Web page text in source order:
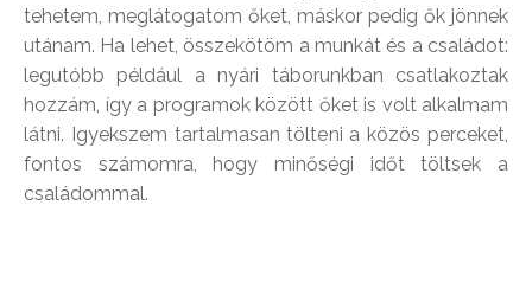
tehetem, meglátogatom őket, máskor pedig ők jönnek
utánam. Ha lehet, összekötöm a munkát és a családot:
legutóbb például a nyári táborunkban csatlakoztak
hozzám, így a programok között őket is volt alkalmam
látni. Igyekszem tartalmasan tölteni a közös perceket,
fontos számomra, hogy minőségi időt töltsek a
családommal.